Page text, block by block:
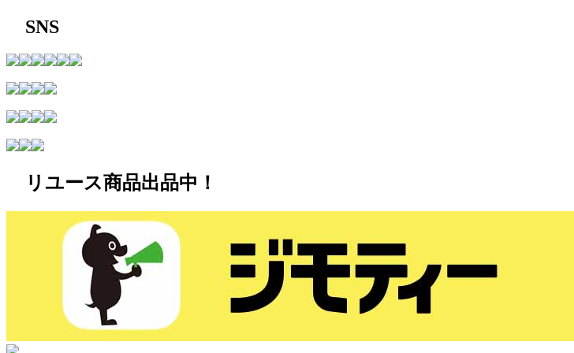
SNS
リユース商品出品中！